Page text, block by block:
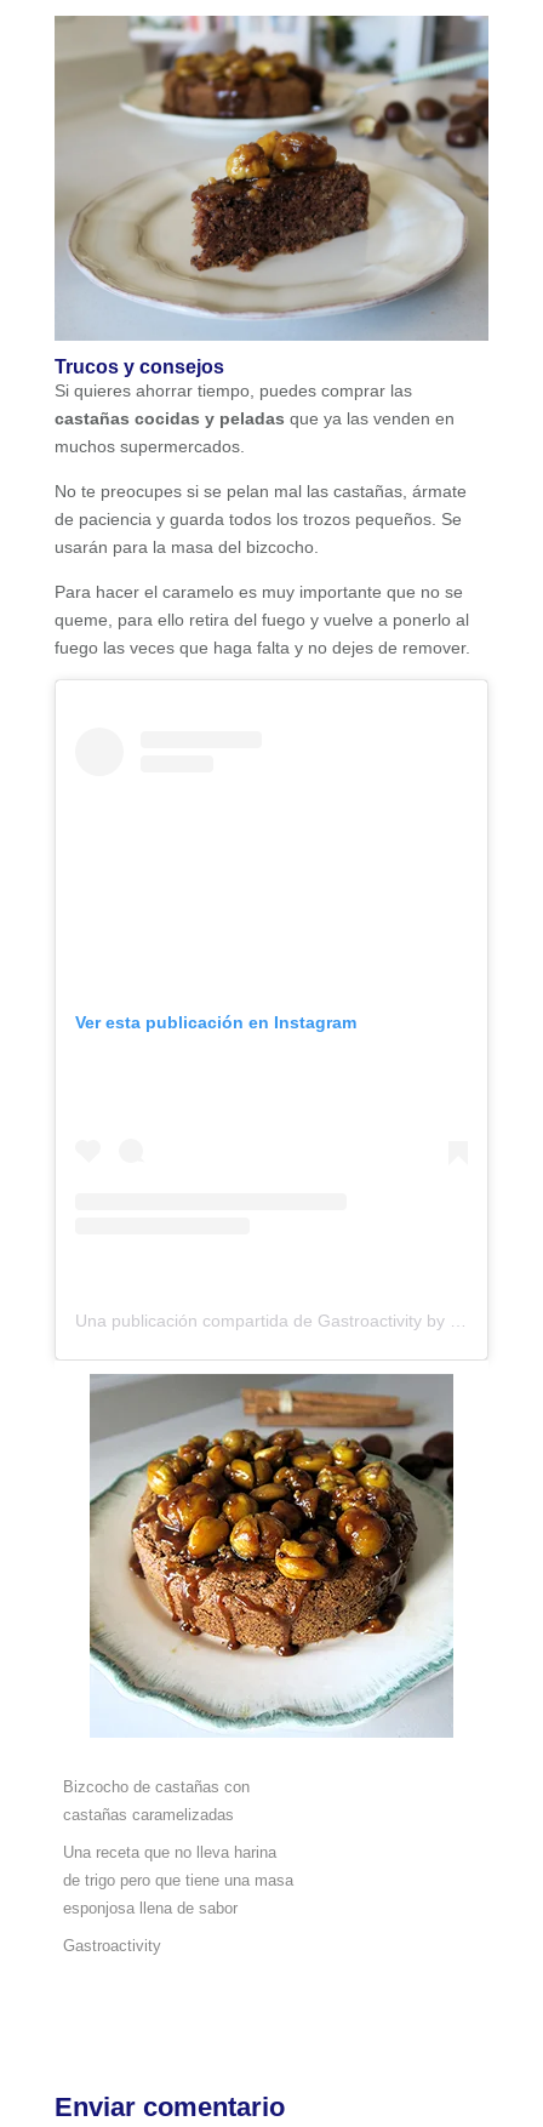
Trucos y consejos
Si quieres ahorrar tiempo, puedes comprar las
castañas cocidas y peladas que ya las venden en
muchos supermercados.
No te preocupes si se pelan mal las castañas, ármate
de paciencia y guarda todos los trozos pequeños. Se
usarán para la masa del bizcocho.
Para hacer el caramelo es muy importante que no se
queme, para ello retira del fuego y vuelve a ponerlo al
fuego las veces que haga falta y no dejes de remover.
Ver esta publicación en Instagram
Bizcocho de castañas con
castañas caramelizadas
Una receta que no lleva harina
de trigo pero que tiene una masa
esponjosa llena de sabor
Gastroactivity
Enviar comentario